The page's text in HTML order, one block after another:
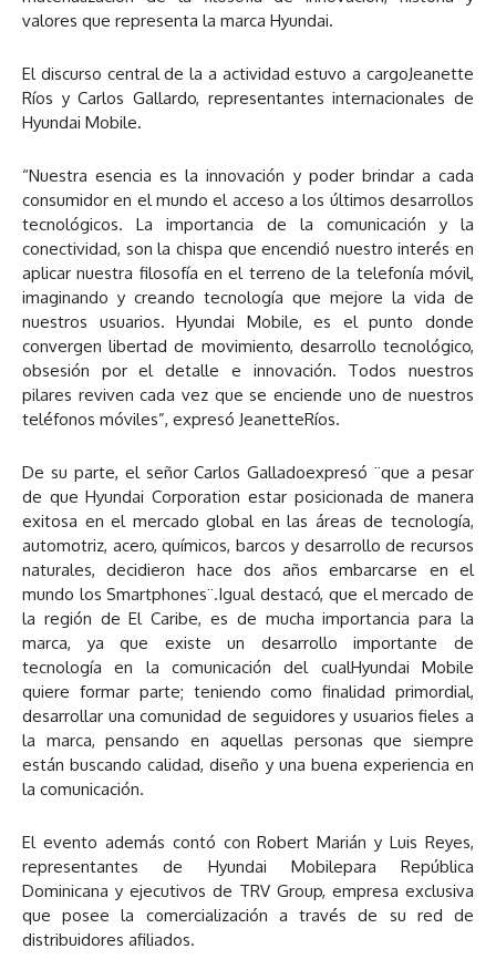
valores que representa la marca Hyundai.
El discurso central de la a actividad estuvo a cargoJeanette
Ríos y Carlos Gallardo, representantes internacionales de
Hyundai Mobile.
“Nuestra esencia es la innovación y poder brindar a cada
consumidor en el mundo el acceso a los últimos desarrollos
tecnológicos. La importancia de la comunicación y la
conectividad, son la chispa que encendió nuestro interés en
aplicar nuestra filosofía en el terreno de la telefonía móvil,
imaginando y creando tecnología que mejore la vida de
nuestros usuarios. Hyundai Mobile, es el punto donde
convergen libertad de movimiento, desarrollo tecnológico,
obsesión por el detalle e innovación. Todos nuestros
pilares reviven cada vez que se enciende uno de nuestros
teléfonos móviles”, expresó JeanetteRíos.
De su parte, el señor Carlos Galladoexpresó ¨que a pesar
de que Hyundai Corporation estar posicionada de manera
exitosa en el mercado global en las áreas de tecnología,
automotriz, acero, químicos, barcos y desarrollo de recursos
naturales, decidieron hace dos años embarcarse en el
mundo los Smartphones¨.Igual destacó, que el mercado de
la región de El Caribe, es de mucha importancia para la
marca, ya que existe un desarrollo importante de
tecnología en la comunicación del cualHyundai Mobile
quiere formar parte; teniendo como finalidad primordial,
desarrollar una comunidad de seguidores y usuarios fieles a
la marca, pensando en aquellas personas que siempre
están buscando calidad, diseño y una buena experiencia en
la comunicación.
El evento además contó con Robert Marián y Luis Reyes,
representantes de Hyundai Mobilepara República
Dominicana y ejecutivos de TRV Group, empresa exclusiva
que posee la comercialización a través de su red de
distribuidores afiliados.